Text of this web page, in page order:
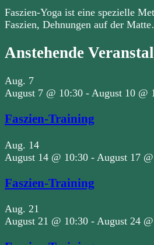
Faszien-Yoga ist eine spezielle
Faszien, Dehnungen auf der
Anstehende
Aug. 7
August 7 @ 10:30 - August 10 @
Faszien-Training
Aug. 14
August 14 @ 10:30 - August 17
Faszien-Training
Aug. 21
August 21 @ 10:30 - August 24